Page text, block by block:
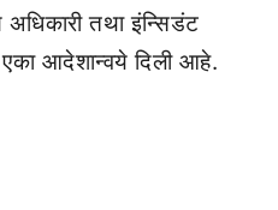
अधिकारी तथा इंन्सिडंट
आदेशान्वये दिली आहे.